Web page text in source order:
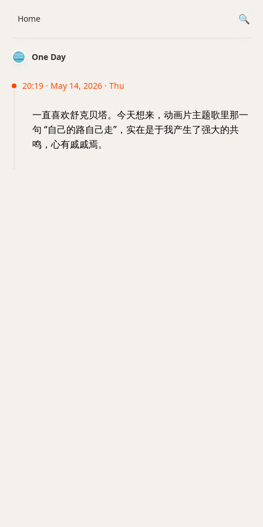
One Day
20:19 · May 14, 2026 · Thu
一直喜欢舒克贝塔。今天想来，动画片主题歌里那一
句 “自己的路自己走”，实在是于我产生了强大的共
鸣，心有戚戚焉。
Home